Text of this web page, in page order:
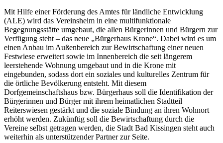
Mit Hilfe einer Förderung des Amtes für ländliche Entwicklung
(ALE) wird das Vereinsheim in eine multifunktionale
Begegnungsstätte umgebaut, die allen Bürgerinnen und Bürgern zur
Verfügung steht – das neue „Bürgerhaus Krone“. Dabei wird es um
einen Anbau im Außenbereich zur Bewirtschaftung einer neuen
Festwiese erweitert sowie im Innenbereich die seit längerem
leerstehende Wohnung umgebaut und in die Krone mit
eingebunden, sodass dort ein soziales und kulturelles Zentrum für
die örtliche Bevölkerung entsteht. Mit diesem
Dorfgemeinschaftshaus bzw. Bürgerhaus soll die Identifikation der
Bürgerinnen und Bürger mit ihrem heimatlichen Stadtteil
Reiterswiesen gestärkt und die soziale Bindung an ihren Wohnort
erhöht werden. Zukünftig soll die Bewirtschaftung durch die
Vereine selbst getragen werden, die Stadt Bad Kissingen steht auch
weiterhin als unterstützender Partner zur Seite.